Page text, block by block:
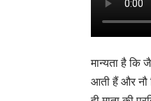
मान्यता है कि
आती हैं और नौ